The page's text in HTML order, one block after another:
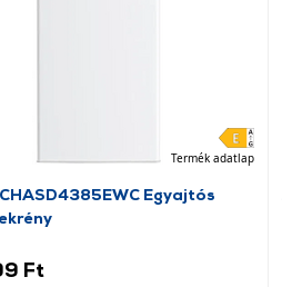
Termék adatlap
Egyajtós
Ft